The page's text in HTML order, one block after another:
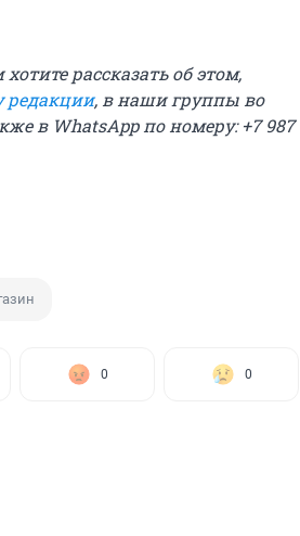
рассказать об этом,
редакции, в наши группы во
в WhatsApp по номеру: +7 987
0 0